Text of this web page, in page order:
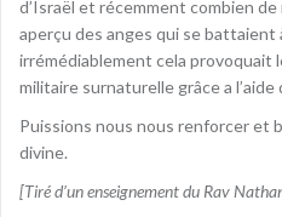
d’Israël et récemment combien
aperçu des anges qui se battaient
irrémédiablement cela
militaire surnaturelle grâce a l’aide
Puissions nous nous renforcer et
divine.
[Tiré d’un enseignement du Rav